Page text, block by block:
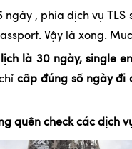
ngày , phía dịch vụ
Vậy là xong.
là 30 ngày, single
cấp đúng số ngày đi
quên check các dịch